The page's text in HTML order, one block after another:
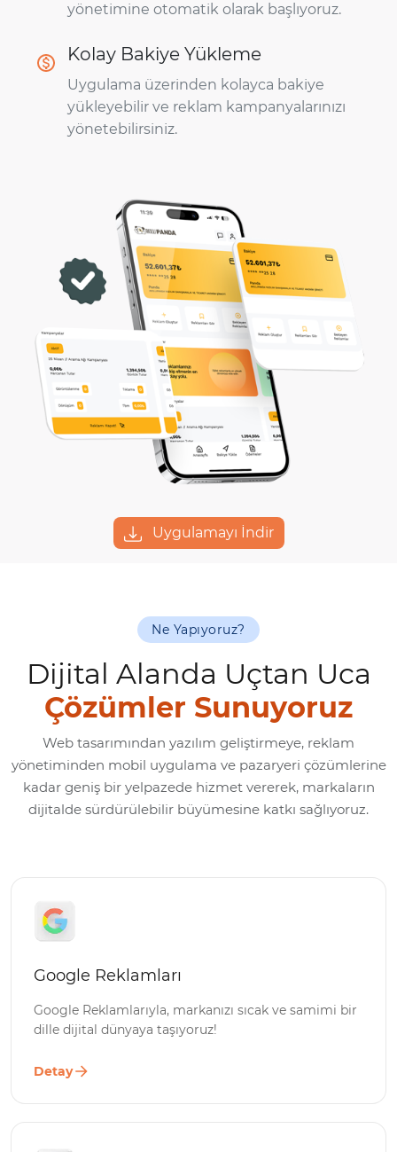
yönetimine otomatik olarak başlıyoruz.
Kolay Bakiye Yükleme
Uygulama üzerinden kolayca bakiye
yükleyebilir ve reklam kampanyalarınızı
yönetebilirsiniz.
Uygulamayı İndir
Ne Yapıyoruz?
Dijital Alanda Uçtan Uca
Çözümler Sunuyoruz
Web tasarımından yazılım geliştirmeye, reklam
yönetiminden mobil uygulama ve pazaryeri çözümlerine
kadar geniş bir yelpazede hizmet vererek, markaların
dijitalde sürdürülebilir büyümesine katkı sağlıyoruz.
Google Reklamları
Google Reklamlarıyla, markanızı sıcak ve samimi bir
dille dijital dünyaya taşıyoruz!
Detay